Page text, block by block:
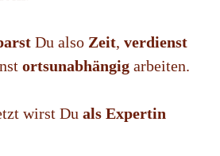
Du also Zeit, verdienst
ortsunabhängig arbeiten.
wirst Du als Expertin